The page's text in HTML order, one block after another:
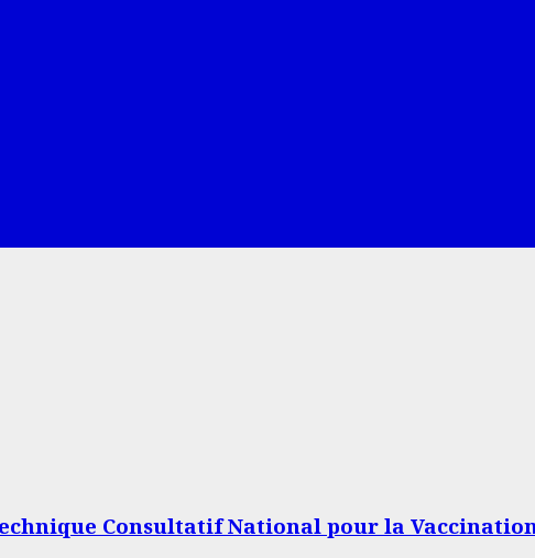
Consultatif National pour la